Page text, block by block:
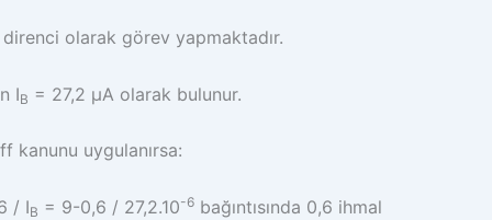
olarak görev yapmaktadır.
IB = 27,2 µA olarak bulunur.
kanunu uygulanırsa:
/ IB = 9-0,6 / 27,2.10-6 bağıntısında 0,6 ihmal